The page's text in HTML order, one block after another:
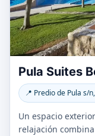
Pula Suites
📍 Predio de Pula s/
Un espacio
relajación